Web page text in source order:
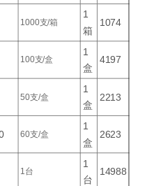
1000支/箱
1
箱
1074
100支/盒
1
盒
4197
50支/盒
1
盒
2213
60支/盒
1
盒
2623
1台
1
台
14988